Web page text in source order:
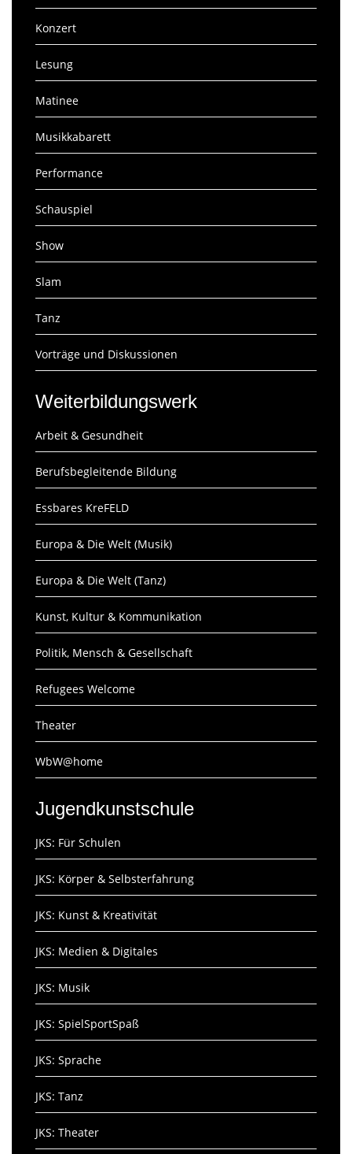
Konzert
Lesung
Matinee
Musikkabarett
Performance
Schauspiel
Show
Slam
Tanz
Vorträge und Diskussionen
Weiterbildungswerk
Arbeit & Gesundheit
Berufsbegleitende Bildung
Essbares KreFELD
Europa & Die Welt (Musik)
Europa & Die Welt (Tanz)
Kunst, Kultur & Kommunikation
Politik, Mensch & Gesellschaft
Refugees Welcome
Theater
WbW@home
Jugendkunstschule
JKS: Für Schulen
JKS: Körper & Selbsterfahrung
JKS: Kunst & Kreativität
JKS: Medien & Digitales
JKS: Musik
JKS: SpielSportSpaß
JKS: Sprache
JKS: Tanz
JKS: Theater